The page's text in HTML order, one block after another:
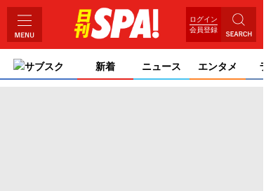
ログイン
会員登録
サブスク 新着 ニュース エンタメ